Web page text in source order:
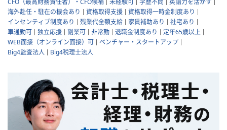
CFO（最高財務責任者）・CFO候補
未経験可 学歴不問
英語力を活かす
海外赴任・駐在の機会あり
資格取得支援
資格取得一時金制度あり
インセンティブ制度あり
残業代全額支給 家賃補助あり
社宅あり
車通勤可
独立応援 副業可 非常勤 退職金制度あり
定年65歳以上
WEB面接（オンライン面接）可
ベンチャー・スタートアップ
Big4監査法人
Big4税理士法人